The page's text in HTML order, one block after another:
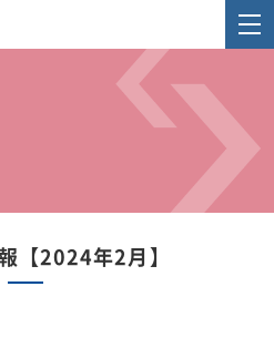
【2024年2月】